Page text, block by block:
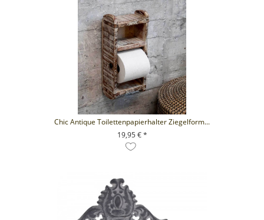
Chic Antique Toilettenpapierhalter Ziegelform...
19,95 € *
+ IN DEN WARENKORB